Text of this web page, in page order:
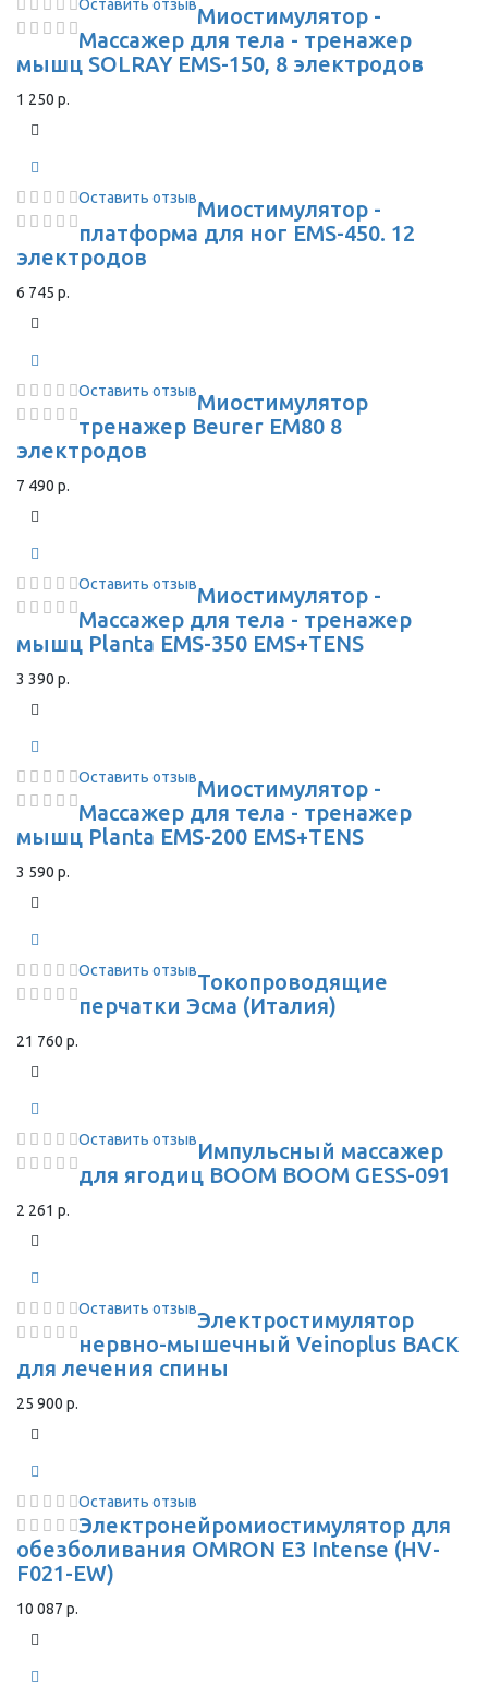
Оставить отзывМиостимулятор -
Массажер для тела - тренажер
мышц SOLRAY EMS-150, 8 электродов
1 250 р.
Оставить отзывМиостимулятор -
платформа для ног EMS-450. 12
электродов
6 745 р.
Оставить отзывМиостимулятор
тренажер Beurer EM80 8
электродов
7 490 р.
Оставить отзывМиостимулятор -
Массажер для тела - тренажер
мышц Planta EMS-350 EMS+TENS
3 390 р.
Оставить отзывМиостимулятор -
Массажер для тела - тренажер
мышц Planta EMS-200 EMS+TENS
3 590 р.
Оставить отзывТокопроводящие
перчатки Эсма (Италия)
21 760 р.
Оставить отзывИмпульсный массажер
для ягодиц BOOM BOOM GESS-091
2 261 р.
Оставить отзывЭлектростимулятор
нервно-мышечный Veinoplus BACK
для лечения спины
25 900 р.
Оставить отзыв
Электронейромиостимулятор для
обезболивания OMRON Е3 Intense (HV-
F021-EW)
10 087 р.